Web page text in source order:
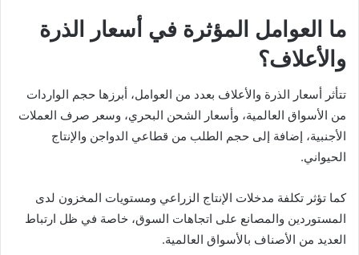
ما العوامل المؤثرة في أسعار الذرة
والأعلاف؟
تتأثر أسعار الذرة والأعلاف بعدد من العوامل، أبرزها حجم الواردات
من الأسواق العالمية، وأسعار الشحن البحري، وسعر صرف العملات
الأجنبية، إضافة إلى حجم الطلب من قطاعي الدواجن والإنتاج
الحيواني.
كما تؤثر تكلفة مدخلات الإنتاج الزراعي ومستويات المخزون لدى
المستوردين والمصانع على اتجاهات السوق، خاصة في ظل ارتباط
العديد من الأصناف بالأسواق العالمية.